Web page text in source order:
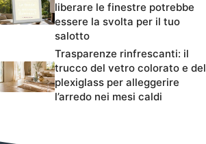
liberare le finestre potrebbe
essere la svolta per il tuo
salotto
Trasparenze rinfrescanti: il
trucco del vetro colorato e del
plexiglass per alleggerire
l’arredo nei mesi caldi